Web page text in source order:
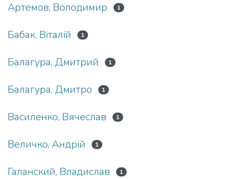
Артемов, Володимир 1
Бабак, Віталій 1
Балагура, Дмитрий 1
Балагура, Дмитро 1
Василенко, Вячеслав 1
Величко, Андрій 1
Галанский, Владислав 1